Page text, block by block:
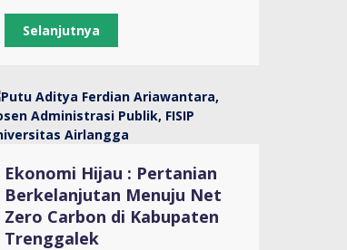
Selanjutnya
Ekonomi Hijau : Pertanian
Berkelanjutan Menuju Net
Zero Carbon di Kabupaten
Trenggalek